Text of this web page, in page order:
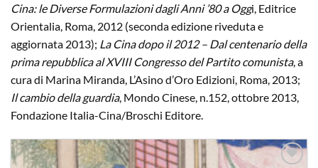
Cina: le Diverse Formulazioni dagli Anni ’80 a Oggi, Editrice
Orientalia, Roma, 2012 (seconda edizione riveduta e
aggiornata 2013); La Cina dopo il 2012 – Dal centenario della
prima repubblica al XVIII Congresso del Partito comunista, a
cura di Marina Miranda, L’Asino d’Oro Edizioni, Roma, 2013;
Il cambio della guardia, Mondo Cinese, n.152, ottobre 2013,
Fondazione Italia-Cina/Broschi Editore.